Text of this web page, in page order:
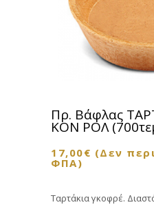
Πρ. Βάφλας
ΚΟΝ ΡΟΛ
17,00€ (Δεν
ΦΠΑ)
Ταρτάκια γκοφρέ.